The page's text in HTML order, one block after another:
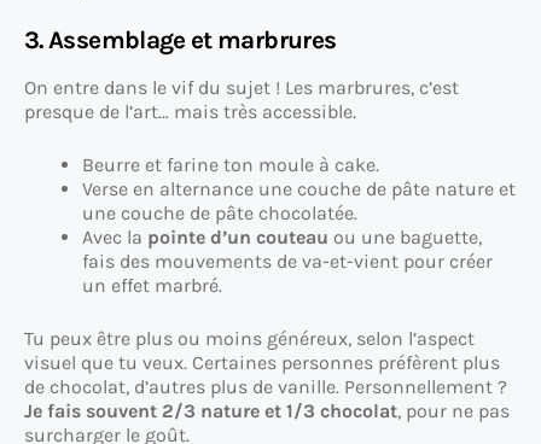
3. Assemblage et marbrures
On entre dans le vif du sujet ! Les marbrures, c’est
presque de l’art… mais très accessible.
Beurre et farine ton moule à cake.
Verse en alternance une couche de pâte nature et
une couche de pâte chocolatée.
Avec la pointe d’un couteau ou une baguette,
fais des mouvements de va-et-vient pour créer
un effet marbré.
Tu peux être plus ou moins généreux, selon l’aspect
visuel que tu veux. Certaines personnes préfèrent plus
de chocolat, d’autres plus de vanille. Personnellement ?
Je fais souvent 2/3 nature et 1/3 chocolat, pour ne pas
surcharger le goût.